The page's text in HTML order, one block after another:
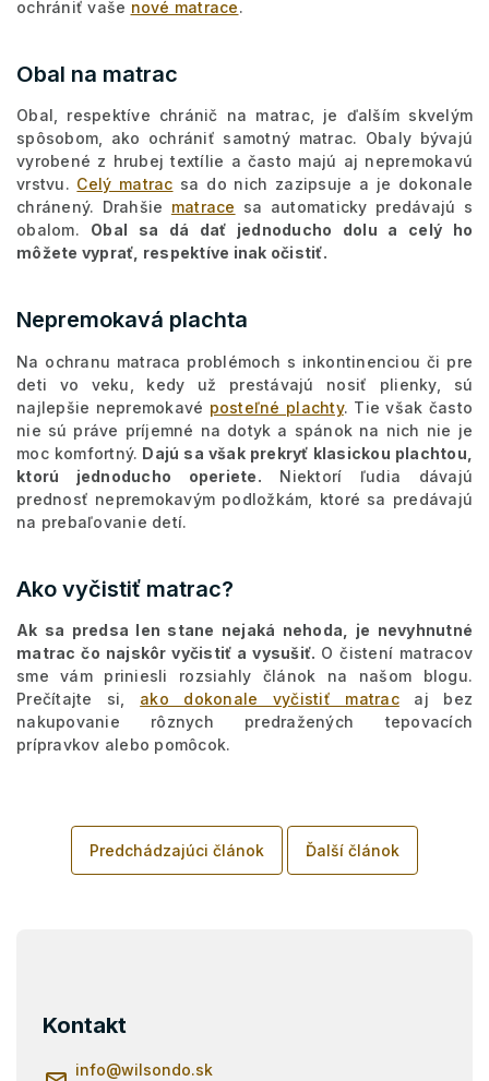
ochrániť vaše nové matrace.
Obal na matrac
Obal, respektíve chránič na matrac, je ďalším skvelým
spôsobom, ako ochrániť samotný matrac. Obaly bývajú
vyrobené z hrubej textílie a často majú aj nepremokavú
vrstvu. Celý matrac sa do nich zazipsuje a je dokonale
chránený. Drahšie matrace sa automaticky predávajú s
obalom. Obal sa dá dať jednoducho dolu a celý ho
môžete vyprať, respektíve inak očistiť.
Nepremokavá plachta
Na ochranu matraca problémoch s inkontinenciou či pre
deti vo veku, kedy už prestávajú nosiť plienky, sú
najlepšie nepremokavé posteľné plachty. Tie však často
nie sú práve príjemné na dotyk a spánok na nich nie je
moc komfortný. Dajú sa však prekryť klasickou plachtou,
ktorú jednoducho operiete. Niektorí ľudia dávajú
prednosť nepremokavým podložkám, ktoré sa predávajú
na prebaľovanie detí.
Ako vyčistiť matrac?
Ak sa predsa len stane nejaká nehoda, je nevyhnutné
matrac čo najskôr vyčistiť a vysušiť. O čistení matracov
sme vám priniesli rozsiahly článok na našom blogu.
Prečítajte si, ako dokonale vyčistiť matracaj bez
nakupovanie rôznych predražených tepovacích
prípravkov alebo pomôcok.
Predchádzajúci článok Ďalší článok
Kontakt
info@wilsondo.sk